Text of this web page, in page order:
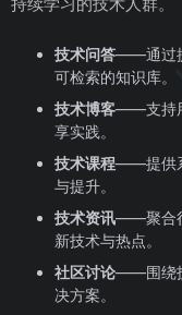
技术问答——通过
可检索的知识库。
技术博客——支持
享实践。
技术课程——提供
与提升。
技术资讯——聚合
新技术与热点。
社区讨论——围绕
决方案。